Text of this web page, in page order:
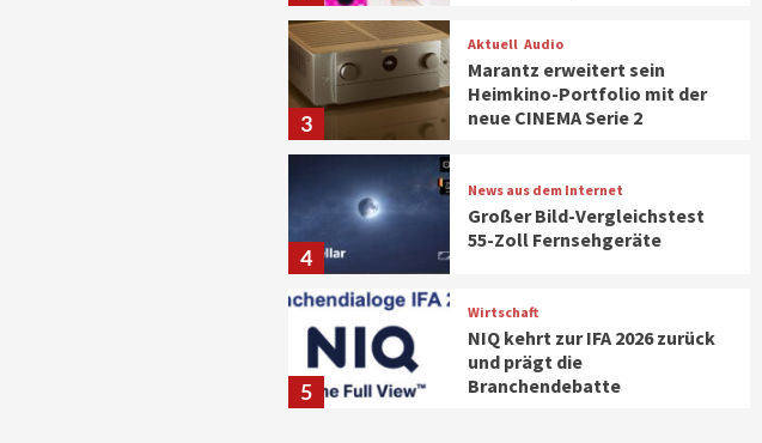
3
Aktuell Audio
Marantz erweitert sein
Heimkino-Portfolio mit der
neue CINEMA Serie 2
4
News aus dem Internet
Großer Bild-Vergleichstest
55-Zoll Fernsehgeräte
5
Wirtschaft
NIQ kehrt zur IFA 2026 zurück
und prägt die
Branchendebatte